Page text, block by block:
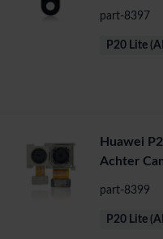
part-8397
P20 Lite
Huawei
Achter
part-8399
P20 Lite